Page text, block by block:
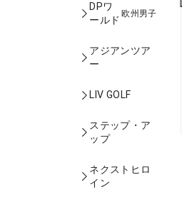
DPワ
ールド
欧州男子
アジアンツア
ー
LIV GOLF
ステップ・ア
ップ
ネクストヒロ
イン